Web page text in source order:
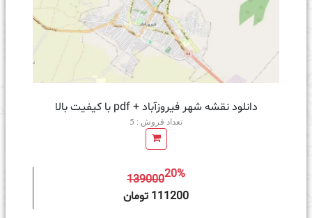
دانلود نقشه شهر فیروزآباد + pdf با کیفیت بالا
تعداد فروش : 5
13900020%
111200 تومان